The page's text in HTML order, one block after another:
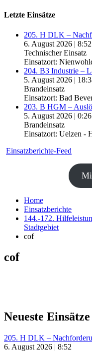
Letzte Einsätze
205. H DLK –
6. August 2026 | 8:52
Technischer Einsatz
Einsatzort:
204. B3 Industrie –
5. August 2026 |
Brandeinsatz
Einsatzort: Bad
203. B HGM –
5. August 2026 | 0:26
Brandeinsatz
Einsatzort: Uelzen -
Einsatzberichte-Feed
Home
Einsatzberichte
144.-172.
Stadtgebiet
cof
cof
Neueste Einsätze
205. H DLK –
6. August 2026 | 8:52